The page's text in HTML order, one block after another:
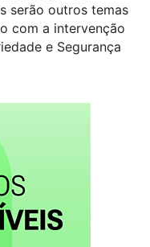
serão outros temas
com a intervenção
e Segurança